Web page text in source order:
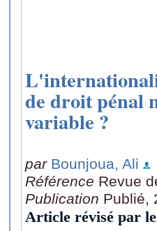
de droit pénal
variable ?
par Bounjoua, Ali
Référence Revue
Publication Publié,
Article révisé par